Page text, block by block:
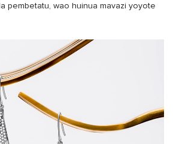
pembetatu, wao huinua mavazi yoyote